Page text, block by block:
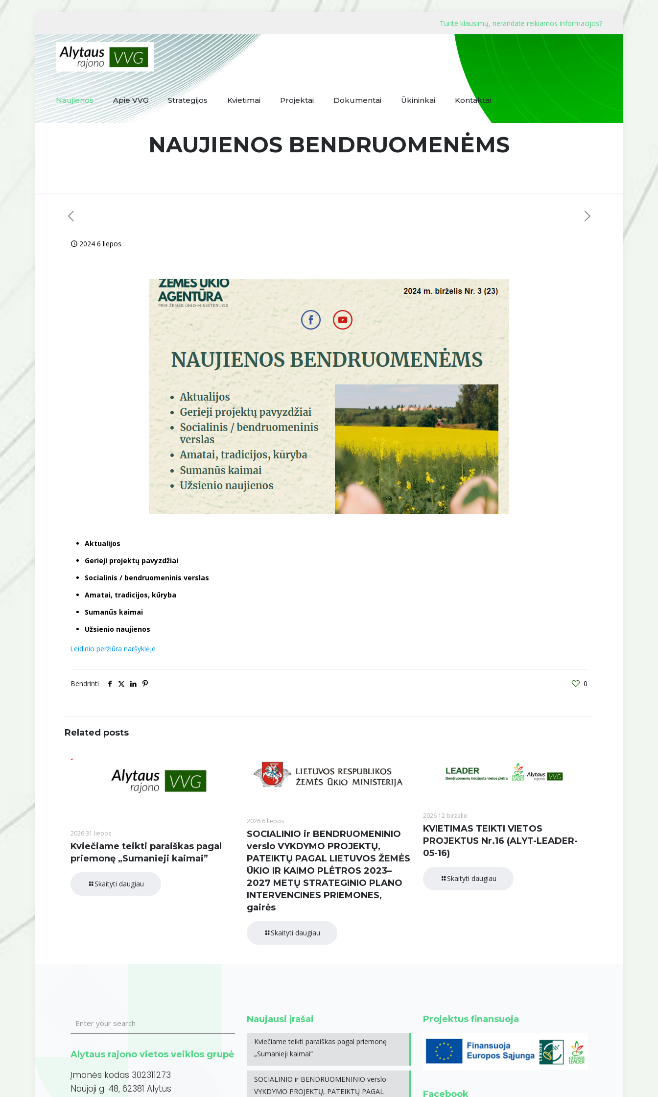
Turite klausimų, nerandate reikiamos informacijos?
Naujienos Apie VVG Strategijos Kvietimai Projektai Dokumentai Ūkininkai Kontaktai
NAUJIENOS BENDRUOMENĖMS
2024 6 liepos
Aktualijos
Gerieji projektų pavyzdžiai
Socialinis / bendruomeninis verslas
Amatai, tradicijos, kūryba
Sumanūs kaimai
Užsienio naujienos
Leidinio peržiūra naršyklėje
Bendrinti 0
Related posts
2026 31 liepos
Kviečiame teikti paraiškas pagal
priemonę „Sumanieji kaimai”
Skaityti daugiau
2026 6 liepos
SOCIALINIO ir BENDRUOMENINIO
verslo VYKDYMO PROJEKTŲ,
PATEIKTŲ PAGAL LIETUVOS ŽEMĖS
ŪKIO IR KAIMO PLĖTROS 2023–
2027 METŲ STRATEGINIO PLANO
INTERVENCINES PRIEMONES,
gairės
Skaityti daugiau
2026 12 birželio
KVIETIMAS TEIKTI VIETOS
PROJEKTUS Nr.16 (ALYT-LEADER-
05-16)
Skaityti daugiau
Alytaus rajono vietos veiklos grupė
Įmonės kodas 302311273
Naujoji g. 48, 62381 Alytus
Naujausi įrašai
Kviečiame teikti paraiškas pagal priemonę
„Sumanieji kaimai”
SOCIALINIO ir BENDRUOMENINIO verslo
VYKDYMO PROJEKTŲ, PATEIKTŲ PAGAL
Projektus finansuoja
Facebook